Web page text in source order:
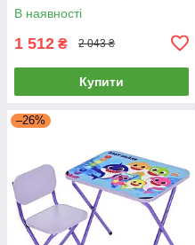
В наявності
1 512 ₴ 2 043 ₴
Купити
–26%